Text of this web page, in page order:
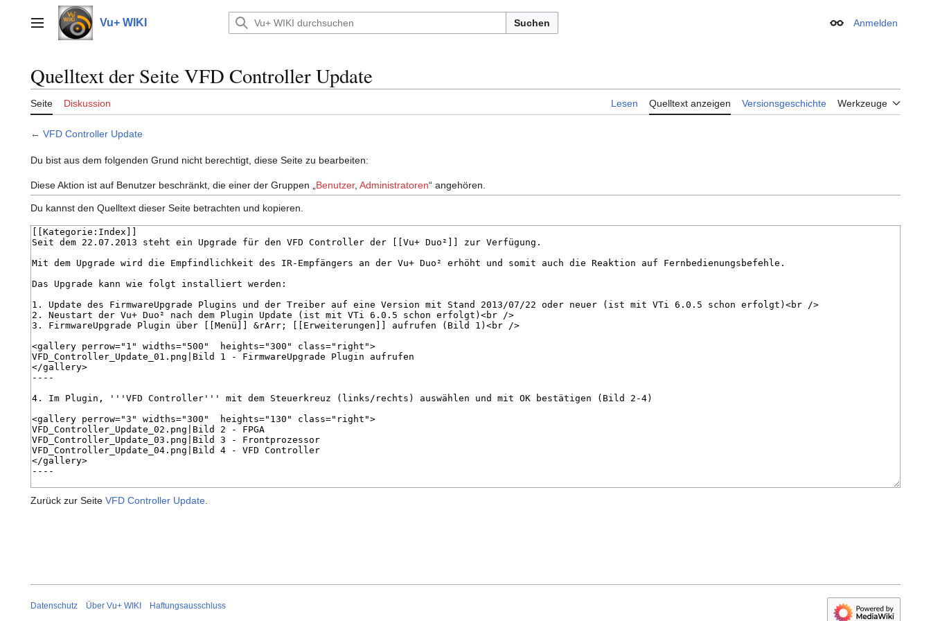
springenHauptmenü Vu+ WIKI Suchen Erscheinungsbild
Anmelden
Quelltext der Seite VFD Controller Update
Seite Diskussion Lesen Quelltext anzeigen Versionsgeschichte Werkzeuge
← VFD Controller Update
Du bist aus dem folgenden Grund nicht berechtigt, diese Seite zu bearbeiten:
Diese Aktion ist auf Benutzer beschränkt, die einer der Gruppen „ Benutzer, Administratoren“ angehören.
Du kannst den Quelltext dieser Seite betrachten und kopieren.
Zurück zur Seite VFD Controller Update.
Datenschutz Über Vu+ WIKI Haftungsausschluss